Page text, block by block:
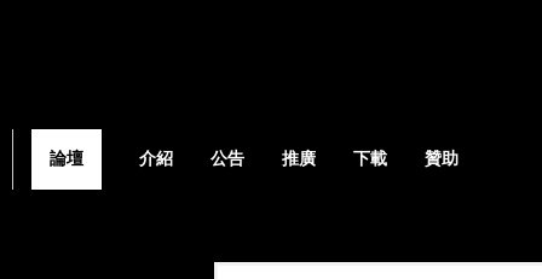
論壇 介紹 公告 推廣 下載 贊助